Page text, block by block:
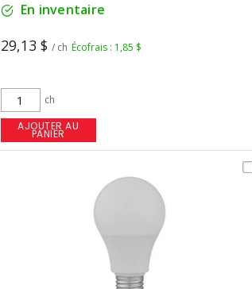
En inventaire
29,13 $ / ch Écofrais : 1,85 $
ch
AJOUTER AU
PANIER